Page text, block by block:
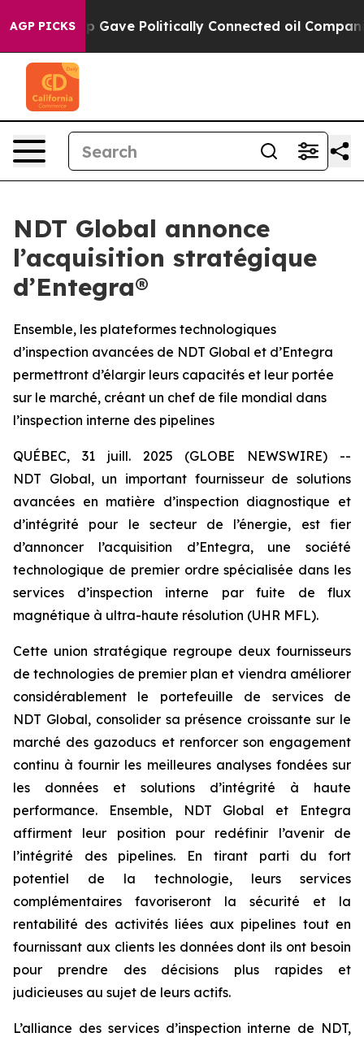
AGP PICKS
Gave Politically Connected oil Companies —
NDT Global annonce
l’acquisition stratégique
d’Entegra®
Ensemble, les plateformes technologiques
d’inspection avancées de NDT Global et d’Entegra
permettront d’élargir leurs capacités et leur portée
sur le marché, créant un chef de file mondial dans
l’inspection interne des pipelines
QUÉBEC, 31 juill. 2025 (GLOBE NEWSWIRE) --
NDT Global, un important fournisseur de solutions
avancées en matière d’inspection diagnostique et
d’intégrité pour le secteur de l’énergie, est fier
d’annoncer l’acquisition d’Entegra, une société
technologique de premier ordre spécialisée dans les
services d’inspection interne par fuite de flux
magnétique à ultra-haute résolution (UHR MFL).
Cette union stratégique regroupe deux fournisseurs
de technologies de premier plan et viendra améliorer
considérablement le portefeuille de services de
NDT Global, consolider sa présence croissante sur le
marché des gazoducs et renforcer son engagement
continu à fournir les meilleures analyses fondées sur
les données et solutions d’intégrité à haute
performance. Ensemble, NDT Global et Entegra
affirment leur position pour redéfinir l’avenir de
l’intégrité des pipelines. En tirant parti du fort
potentiel de la technologie, leurs services
complémentaires favoriseront la sécurité et la
rentabilité des activités liées aux pipelines tout en
fournissant aux clients les données dont ils ont besoin
pour prendre des décisions plus rapides et
judicieuses au sujet de leurs actifs.
L’alliance des services d’inspection interne de NDT,